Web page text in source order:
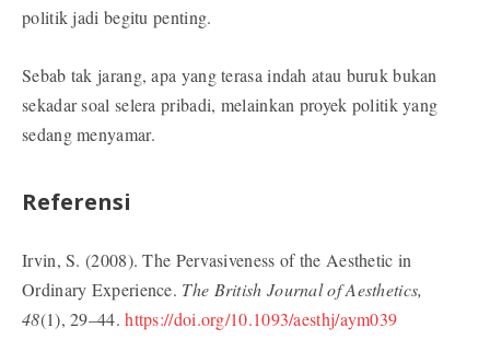
politik jadi begitu penting.
Sebab tak jarang, apa yang terasa indah atau buruk bukan
sekadar soal selera pribadi, melainkan proyek politik yang
sedang menyamar.
Referensi
Irvin, S. (2008). The Pervasiveness of the Aesthetic in
Ordinary Experience. The British Journal of Aesthetics,
48(1), 29–44.https://doi.org/10.1093/aesthj/aym039